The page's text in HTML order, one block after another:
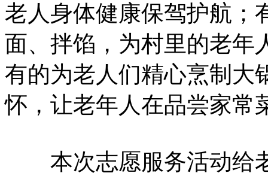
老人身体健康保驾护航；
面、拌馅，为村里的老年
有的为老人们精心烹制大
怀，让老年人在品尝家常
本次志愿服务活动给